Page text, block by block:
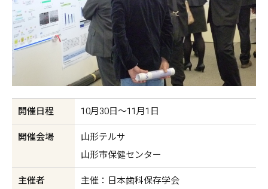
開催日程 10月30日〜11月1日
開催会場
山形テルサ
山形市保健センター
主催者
主催：日本歯科保存学会